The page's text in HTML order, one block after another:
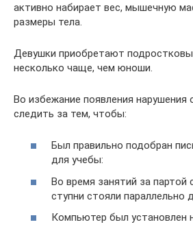
активно набирает вес, мышечную
размеры тела.
Девушки приобретают
несколько чаще, чем юноши.
Во избежание появления нарушения
следить за тем, чтобы:
Был правильно подобран
для учебы:
Во время занятий за партой
ступни стояли параллельно
Компьютер был установлен